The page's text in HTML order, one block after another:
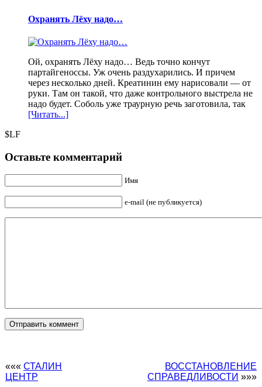
Охранять Лёху надо…
Ой, охранять Лёху надо… Ведь точно кончут
партайгеноссы. Уж очень раздухарились. И причем
через несколько дней. Креатинин ему нарисовали — от
руки. Там он такой, что даже контрольного выстрела не
надо будет. Соболь уже траурную речь заготовила, так
[Читать...]
$LF
Оставьте комментарий
Имя
e-mail (не публикуется)
««« СТАЛИН
ЦЕНТР
ВОССТАНОВЛЕНИЕ
СПРАВЕДЛИВОСТИ »»»